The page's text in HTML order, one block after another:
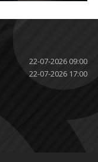
22-07-2026 09:00
22-07-2026 17:00